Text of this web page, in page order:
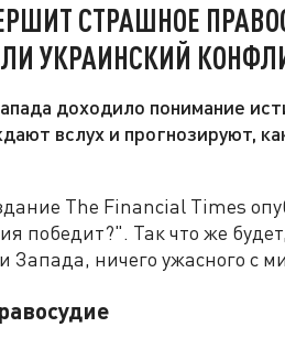
СТРАШНОЕ
УКРАИНСКИЙ
доходило понимание
вслух и прогнозируют,
The Financial Times
победит?". Так что же
Запада, ничего ужасного с